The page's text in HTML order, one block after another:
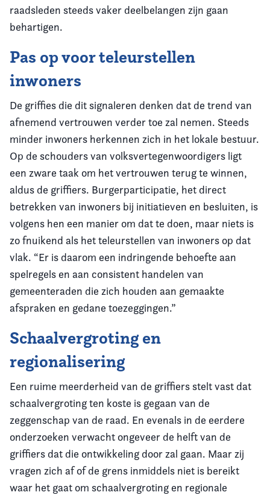
raadsleden steeds vaker deelbelangen zijn gaan
behartigen.
Pas op voor teleurstellen
inwoners
De griffies die dit signaleren denken dat de trend van
afnemend vertrouwen verder toe zal nemen. Steeds
minder inwoners herkennen zich in het lokale bestuur.
Op de schouders van volksvertegenwoordigers ligt
een zware taak om het vertrouwen terug te winnen,
aldus de griffiers. Burgerparticipatie, het direct
betrekken van inwoners bij initiatieven en besluiten, is
volgens hen een manier om dat te doen, maar niets is
zo fnuikend als het teleurstellen van inwoners op dat
vlak. “Er is daarom een indringende behoefte aan
spelregels en aan consistent handelen van
gemeenteraden die zich houden aan gemaakte
afspraken en gedane toezeggingen.”
Schaalvergroting en
regionalisering
Een ruime meerderheid van de griffiers stelt vast dat
schaalvergroting ten koste is gegaan van de
zeggenschap van de raad. En evenals in de eerdere
onderzoeken verwacht ongeveer de helft van de
griffiers dat die ontwikkeling door zal gaan. Maar zij
vragen zich af of de grens inmiddels niet is bereikt
waar het gaat om schaalvergroting en regionale